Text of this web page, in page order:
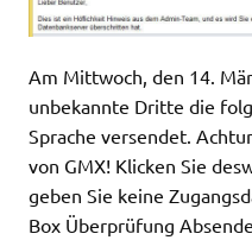
Am Mittwoch, den 14.
unbekannte Dritte die
Sprache versendet.
von GMX! Klicken Sie
geben Sie keine
Box Überprüfung